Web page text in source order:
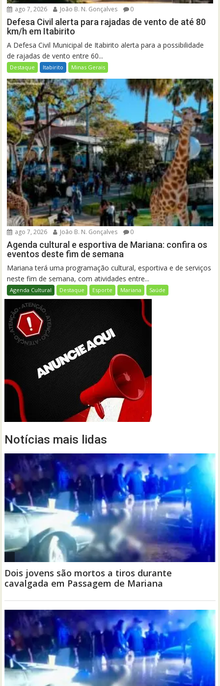
ago 7, 2026 João B. N. Gonçalves 0
Defesa Civil alerta para rajadas de vento de até 80
km/h em Itabirito
A Defesa Civil Municipal de Itabirito alerta para a possibilidade
de rajadas de vento entre 60...
Destaque Itabirito Minas Gerais
ago 7, 2026 João B. N. Gonçalves 0
Agenda cultural e esportiva de Mariana: confira os
eventos deste fim de semana
Mariana terá uma programação cultural, esportiva e de serviços
neste fim de semana, com atividades entre...
Agenda Cultural Destaque Esporte Mariana Saúde
Notícias mais lidas